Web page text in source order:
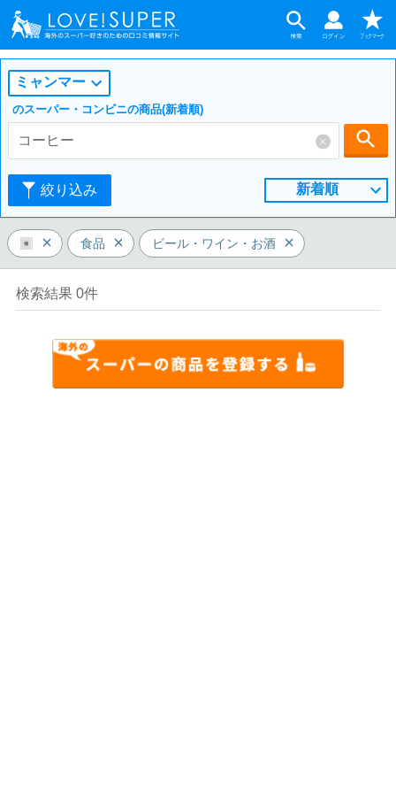
ミャンマー
のスーパー・コンビニの商品(新着順)
絞り込み 新着順
食品 ビール・ワイン・お酒
検索結果 0件